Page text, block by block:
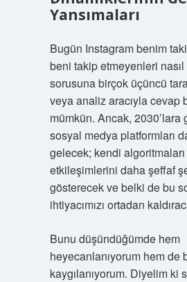
Yansımaları
Bugün Instagram benim
beni takip etmeyenleri
sorusuna birçok üçüncü
veya analiz aracıyla cevap
mümkün. Ancak,
sosyal medya platformları
gelecek; kendi algoritmaları
etkileşimlerini daha şeffaf
gösterecek ve belki de bu
ihtiyacımızı ortadan
Bunu düşündüğümde hem
heyecanlanıyorum hem de
kaygılanıyorum. Diyelim ki